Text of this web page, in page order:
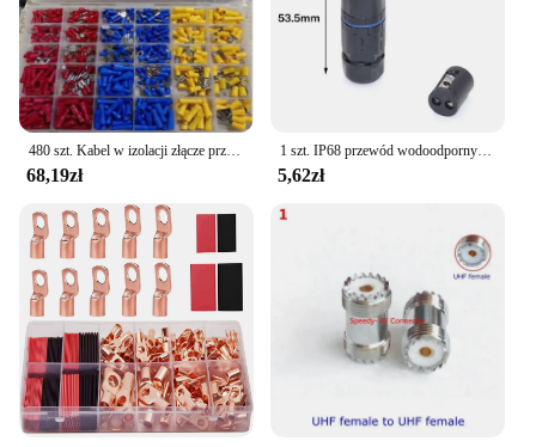
480 szt. Kabel w izolacji złącze przewodu elektrycznego zaciskane kolby kolby pierścieniowe końcówki zestaw widelców wybrane elementy
68,19zł
1 szt. IP68 przewód wodoodporny elektryczna przewód łączący 2Pin 3Pin 4Pin 5Pin szybka blok zacisków złącze lampa LED
5,62zł